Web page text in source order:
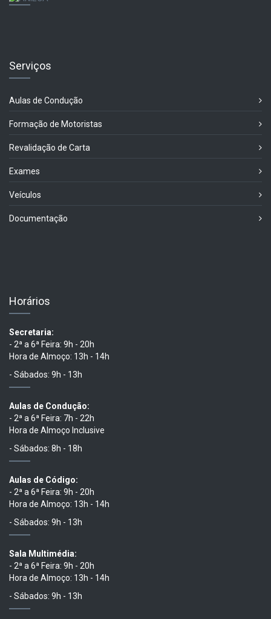
Serviços
Aulas de Condução
Formação de Motoristas
Revalidação de Carta
Exames
Veículos
Documentação
Horários
Secretaria:
- 2ª a 6ª Feira: 9h - 20h
Hora de Almoço: 13h - 14h
- Sábados: 9h - 13h
Aulas de Condução:
- 2ª a 6ª Feira: 7h - 22h
Hora de Almoço Inclusive
- Sábados: 8h - 18h
Aulas de Código:
- 2ª a 6ª Feira: 9h - 20h
Hora de Almoço: 13h - 14h
- Sábados: 9h - 13h
Sala Multimédia:
- 2ª a 6ª Feira: 9h - 20h
Hora de Almoço: 13h - 14h
- Sábados: 9h - 13h